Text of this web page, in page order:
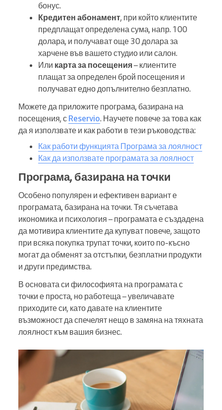
бонус.
Кредитен абонамент, при който клиентите
предплащат определена сума, напр. 100
долара, и получават още 30 долара за
харчене във вашето студио или салон.
Или карта за посещения– клиентите
плащат за определен брой посещения и
получават едно допълнително безплатно.
Можете да приложите програма, базирана на
посещения, с Reservio. Научете повече за това как
да я използвате и как работи в тези ръководства:
Как работи функцията Програма за лоялност
Как да използвате програмата за лоялност
Програма, базирана на точки
Особено популярен и ефективен вариант е
програмата, базирана на точки. Тя съчетава
икономика и психология – програмата е създадена
да мотивира клиентите да купуват повече, защото
при всяка покупка трупат точки, които по-късно
могат да обменят за отстъпки, безплатни продукти
и други предимства.
В основата си философията на програмата с
точки е проста, но работеща – увеличавате
приходите си, като давате на клиентите
възможност да спечелят нещо в замяна на тяхната
лоялност към вашия бизнес.